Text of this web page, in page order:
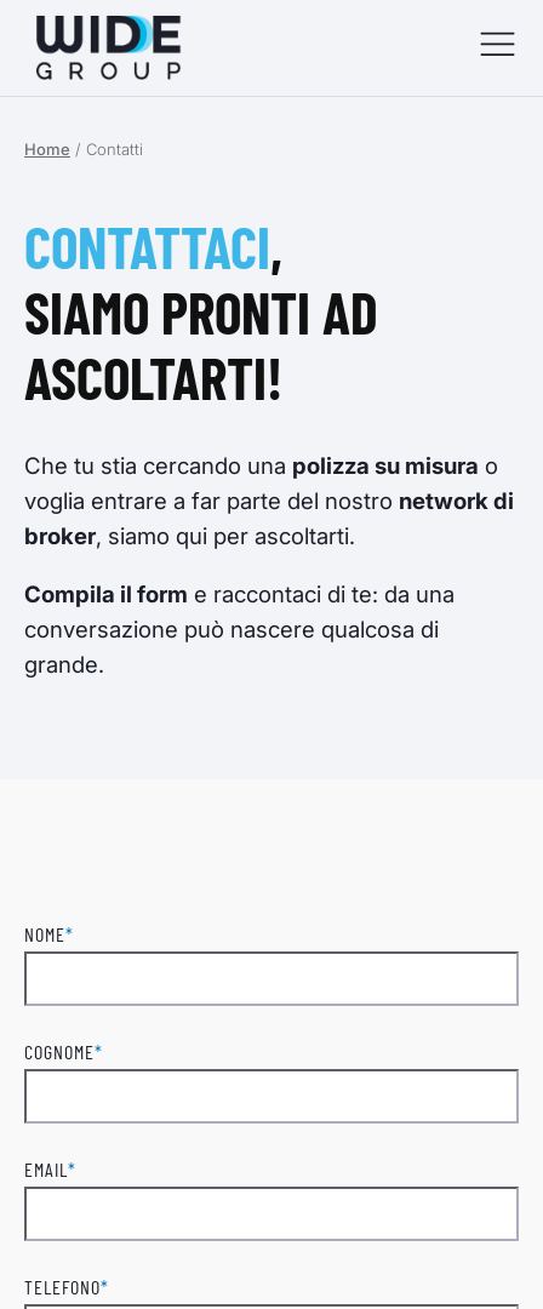
Home / Contatti
CONTATTACI,
SIAMO PRONTI AD
ASCOLTARTI!
Che tu stia cercando una polizza su misura o
voglia entrare a far parte del nostro network di
broker, siamo qui per ascoltarti.
Compila il form e raccontaci di te: da una
conversazione può nascere qualcosa di
grande.
NOME*
COGNOME*
EMAIL *
TELEFONO*